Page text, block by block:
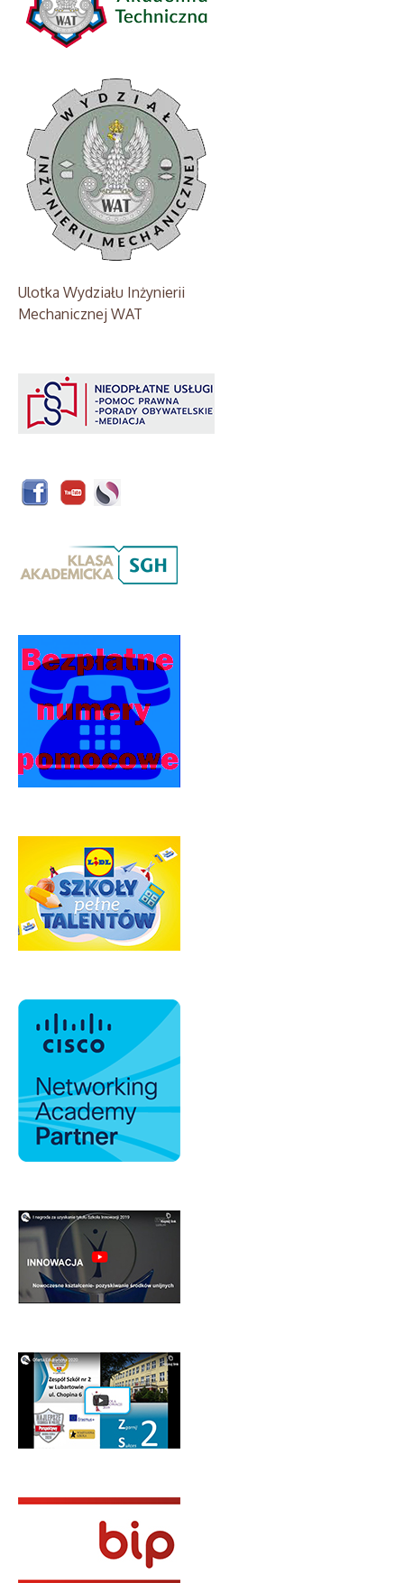
Ulotka Wydziału Inżynierii
Mechanicznej WAT